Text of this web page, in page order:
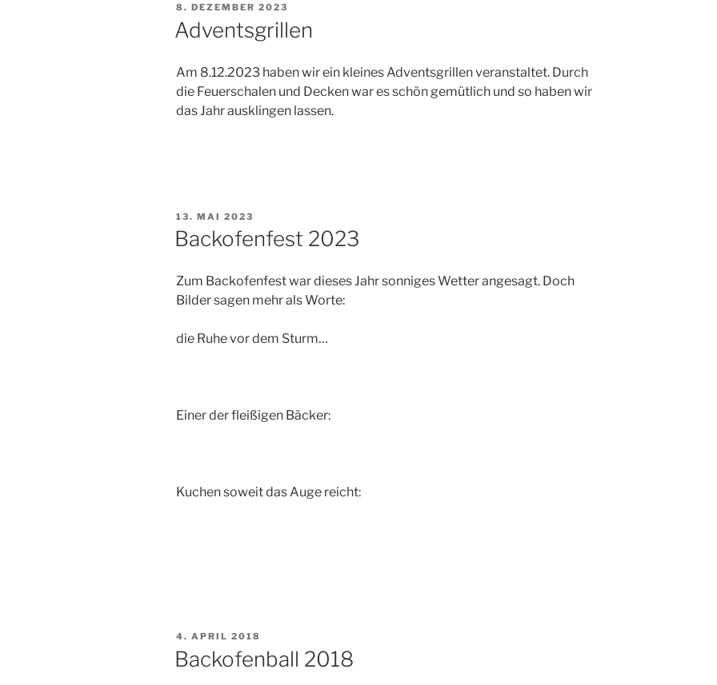
VERÖFFENTLICHT
AM
8. DEZEMBER 2023
Adventsgrillen
Am 8.12.2023 haben wir ein kleines Adventsgrillen veranstaltet. Durch
die Feuerschalen und Decken war es schön gemütlich und so haben wir
das Jahr ausklingen lassen.
VERÖFFENTLICHT
AM
13. MAI 2023
Backofenfest 2023
Zum Backofenfest war dieses Jahr sonniges Wetter angesagt. Doch
Bilder sagen mehr als Worte:
die Ruhe vor dem Sturm…
Einer der fleißigen Bäcker:
Kuchen soweit das Auge reicht:
VERÖFFENTLICHT
AM
4. APRIL 2018
Backofenball 2018